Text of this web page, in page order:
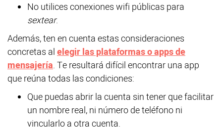
No utilices conexiones wifi públicas para
sextear.
Además, ten en cuenta estas consideraciones
concretas alelegir las plataformas o apps de
mensajería. Te resultará difícil encontrar una app
que reúna todas las condiciones:
Que puedas abrir la cuenta sin tener que facilitar
un nombre real, ni número de teléfono ni
vincularlo a otra cuenta.